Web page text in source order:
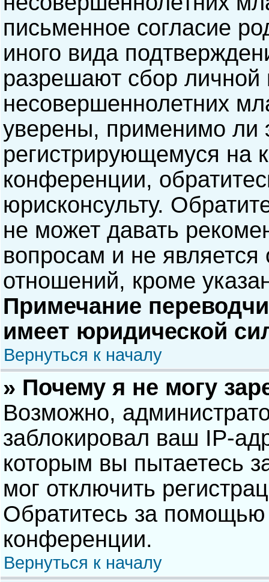
письменное согласие
иного вида
разрешают сбор
несовершеннолетних
уверены, применимо ли
регистрирующемуся на
конференции,
юрисконсульту.
не может давать
вопросам и не
отношений, кроме
Примечание
имеет юридической
Вернуться к началу
» Почему я не могу
Возможно,
заблокировал ваш IP-
которым вы пытаетесь
мог отключить
Обратитесь за помощью
конференции.
Вернуться к началу